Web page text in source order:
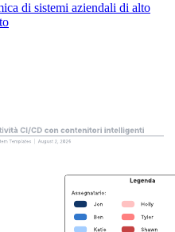
di sistemi aziendali di alto